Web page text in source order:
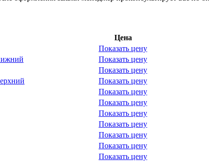
Цена
Показать цену
Показать цену
Показать цену
Показать цену
Показать цену
Показать цену
Показать цену
Показать цену
Показать цену
Показать цену
Показать цену